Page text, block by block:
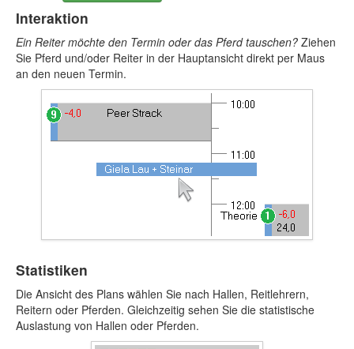
Interaktion
Ein Reiter möchte den Termin oder das Pferd tauschen? Ziehen
Sie Pferd und/oder Reiter in der Hauptansicht direkt per Maus
an den neuen Termin.
Statistiken
Die Ansicht des Plans wählen Sie nach Hallen, Reitlehrern,
Reitern oder Pferden. Gleichzeitig sehen Sie die statistische
Auslastung von Hallen oder Pferden.